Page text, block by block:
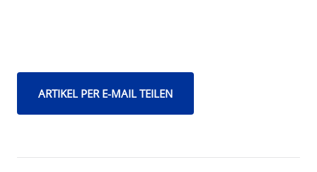
ARTIKEL PER E-MAIL TEILEN